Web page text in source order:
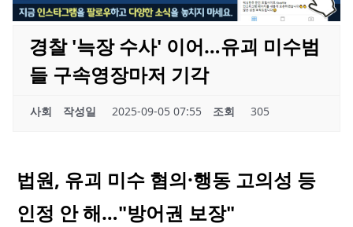
경찰 '늑장 수사' 이어…유괴 미수범
들 구속영장마저 기각
사회 작성일 2025-09-05 07:55 조회 305
법원, 유괴 미수 혐의·행동 고의성 등
인정 안 해…"방어권 보장"